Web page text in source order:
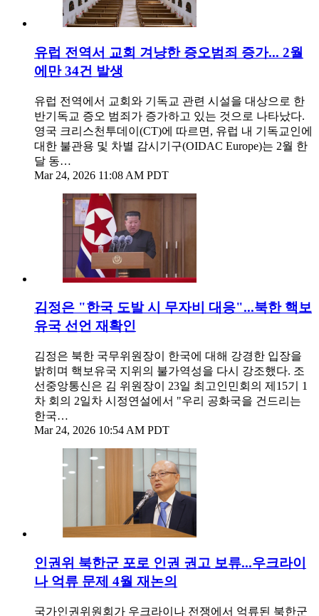
유럽 전역서 교회 겨냥한 증오범죄 증가... 2월
에만 34건 발생
유럽 전역에서 교회와 기독교 관련 시설을 대상으로 한
반기독교 증오 범죄가 증가하고 있는 것으로 나타났다.
영국 크리스천투데이(CT)에 따르면, 유럽 내 기독교인에
대한 불관용 및 차별 감시기구(OIDAC Europe)는 2월 한
달 동…
Mar 24, 2026 11:08 AM PDT
김정은 "한국 도발 시 무자비 대응"...북한 핵보
유국 선언 재확인
김정은 북한 국무위원장이 한국에 대해 강경한 입장을
밝히며 핵보유국 지위의 불가역성을 다시 강조했다. 조
선중앙통신은 김 위원장이 23일 최고인민회의 제15기 1
차 회의 2일차 시정연설에서 "우리 공화국을 건드리는
한국…
Mar 24, 2026 10:54 AM PDT
인권위 북한군 포로 인권 권고 보류...우크라이
나 억류 문제 4월 재논의
국가인권위원회가 우크라이나 전쟁에서 억류된 북한군